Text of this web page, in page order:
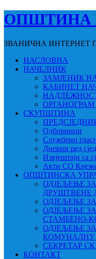
ОПШТИНА
ЗВАНИЧНА ИНТЕРНЕТ
НАСЛОВНА
НАЧЕЛНИК
ЗАМЈЕНИК
КАБИНЕТ
СКУПШТИНА
Одборници
Службени
Дневни ред
Извјештаји са
Акти СО
ОПШТИНСКА
ОДЈЕЉЕЊЕ
ДРУШТВЕНЕ
ОДЈЕЉЕЊЕ
ОДЈЕЉЕЊЕ
СТАМБЕНО-
ОДЈЕЉЕЊЕ
КОМУНАЛНУ
СЕКРЕТАР
КОНТАКТ